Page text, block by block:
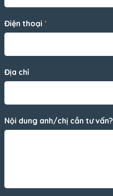
Điện thoại *
Địa chỉ
Nội dung anh/chị cần tư vấn?